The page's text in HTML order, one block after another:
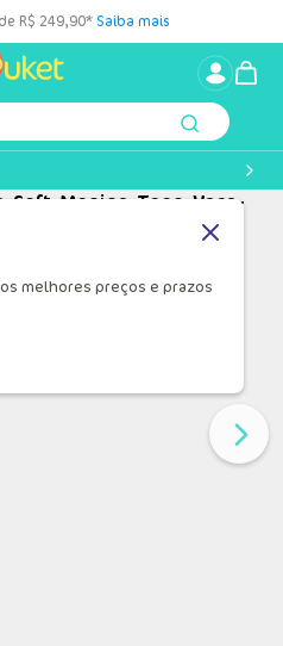
R$ 249,90* Saiba mais
melhores preços e prazos